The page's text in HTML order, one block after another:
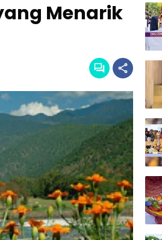
Menarik